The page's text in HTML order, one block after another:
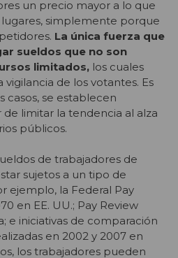
un precio mayor a lo que
simplemente porque
La única fuerza que
sueldos que no son
limitados, los cuales
de los votantes. Es
casos, se establecen
limitar la tendencia al alza
públicos.
de trabajadores de
sujetos a un tipo de
ejemplo, la Federal Pay
en EE. UU.; Pay Review
e iniciativas de comparación
en 2002 y 2007 en
los trabajadores pueden